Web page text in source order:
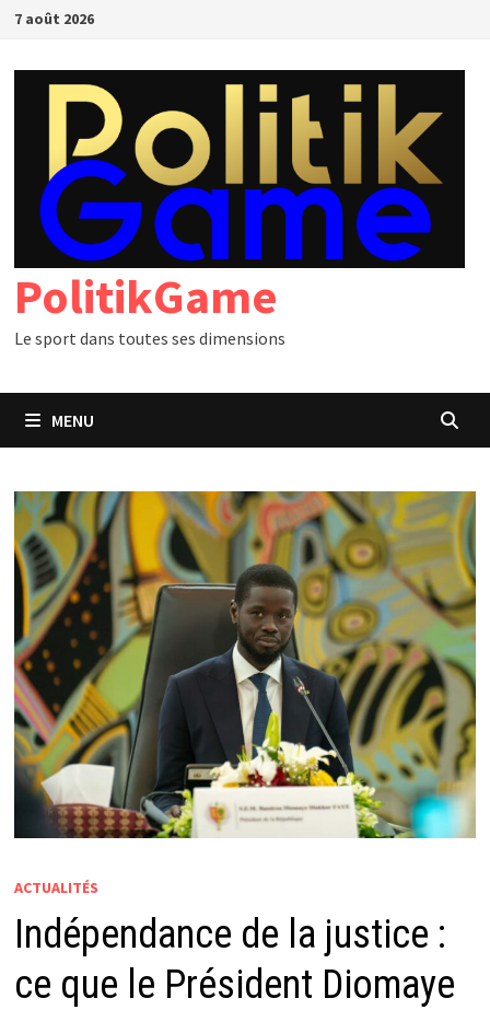
Passer
contenu
7 août 2026
PolitikGame
Le sport dans toutes ses dimensions
MENU
ACTUALITÉS
Indépendance de la justice :
ce que le Président Diomaye